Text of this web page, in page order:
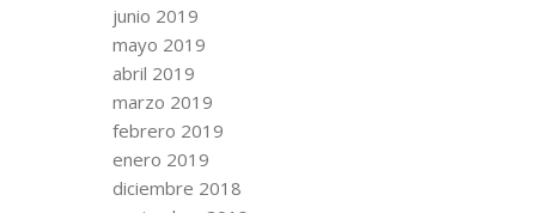
junio 2019
mayo 2019
abril 2019
marzo 2019
febrero 2019
enero 2019
diciembre 2018